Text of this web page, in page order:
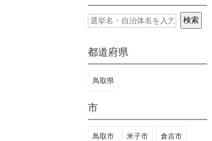
都道府県
鳥取県
市
鳥取市 米子市 倉吉市